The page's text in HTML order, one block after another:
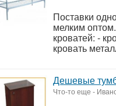
Поставки
мелким
кроватей: -
кровать
Дешевые
Что-то еще -